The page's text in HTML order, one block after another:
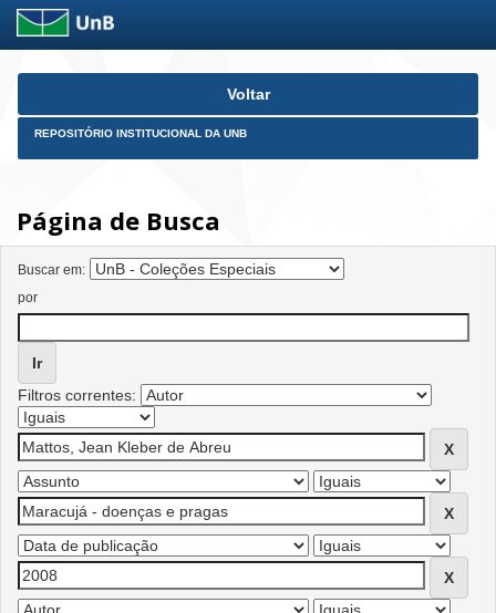
Skip
Voltar
REPOSITÓRIO INSTITUCIONAL DA UNB
Página de Busca
Buscar em:
por
Filtros correntes: